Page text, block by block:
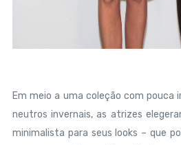
Em meio a uma coleção com
neutros invernais, as atrizes
minimalista para seus looks – que